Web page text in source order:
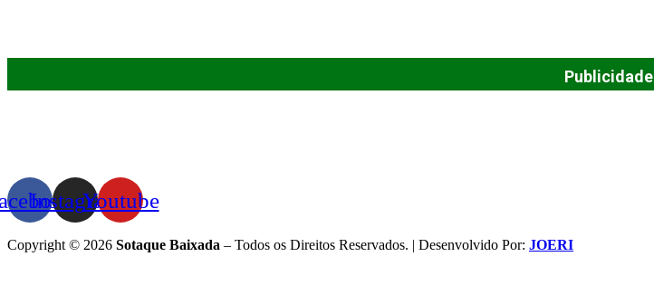
Publicidade
InstagramYoutube
Copyright © 2026 Sotaque Baixada – Todos os Direitos Reservados. | Desenvolvido Por: JOERI